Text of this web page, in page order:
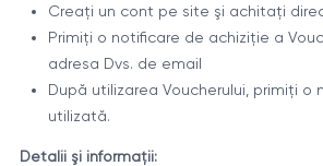
Creaţi un cont pe site şi achitaţi
Primiţi o notificare de achiziţie a
adresa Dvs. de email
După utilizarea Voucherului, primiţi o
utilizată.
Detalii şi informaţii: